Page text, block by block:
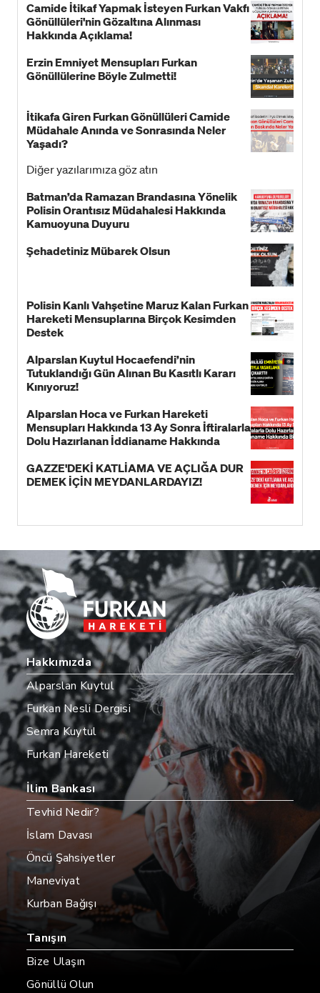
Camide İtikaf Yapmak İsteyen Furkan Vakfı
Gönüllüleri'nin Gözaltına Alınması
Hakkında Açıklama!
Erzin Emniyet Mensupları Furkan
Gönüllülerine Böyle Zulmetti!
İtikafa Giren Furkan Gönüllüleri Camide
Müdahale Anında ve Sonrasında Neler
Yaşadı?
Diğer yazılarımıza göz atın
Batman’da Ramazan Brandasına Yönelik
Polisin Orantısız Müdahalesi Hakkında
Kamuoyuna Duyuru
Şehadetiniz Mübarek Olsun
Polisin Kanlı Vahşetine Maruz Kalan Furkan
Hareketi Mensuplarına Birçok Kesimden
Destek
Alparslan Kuytul Hocaefendi’nin
Tutuklandığı Gün Alınan Bu Kasıtlı Kararı
Kınıyoruz!
Alparslan Hoca ve Furkan Hareketi
Mensupları Hakkında 13 Ay Sonra İftiralarla
Dolu Hazırlanan İddianame Hakkında
GAZZE'DEKİ KATLİAMA VE AÇLIĞA DUR
DEMEK İÇİN MEYDANLARDAYIZ!
Hakkımızda
Alparslan Kuytul
Furkan Nesli Dergisi
Semra Kuytul
Furkan Hareketi
İlim Bankası
Tevhid Nedir?
İslam Davası
Öncü Şahsiyetler
Maneviyat
Kurban Bağışı
Tanışın
Bize Ulaşın
Gönüllü Olun